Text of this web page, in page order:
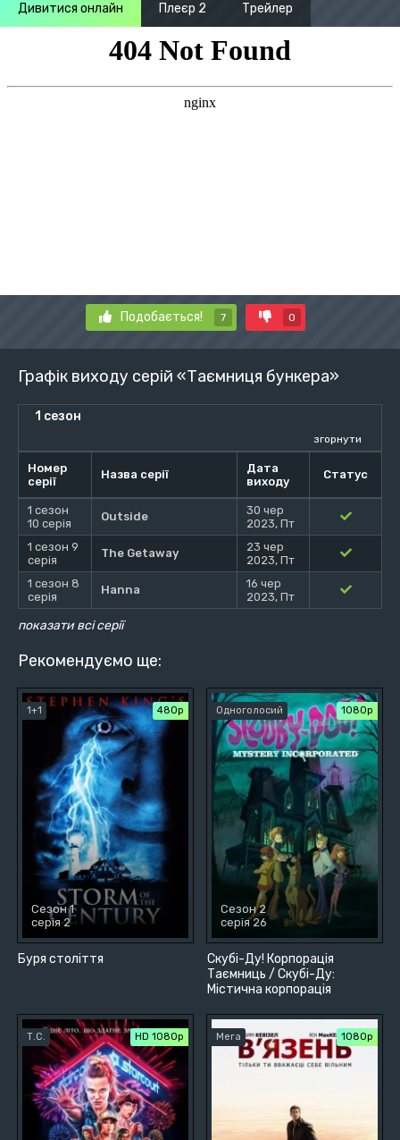
Дивитися онлайн Плеєр 2 Трейлер
Подобається! 7 0
Графік виходу серій «Таємниця бункера»
1 сезон
згорнути
Номер
серії
Назва серії
Дата
виходу
Статус
1 сезон
10 серія
Outside
30 чер
2023, Пт
1 сезон 9
серія
The Getaway
23 чер
2023, Пт
1 сезон 8
серія
Hanna
16 чер
2023, Пт
показати всі серії
Рекомендуємо ще:
Буря століття
1+1 480р
Сезон 1
серія 2
Скубі-Ду! Корпорація
Таємниць / Скубі-Ду:
Містична корпорація
Одноголосий 1080p
Сезон 2
серія 26
Т.С. HD 1080p Мега 1080p